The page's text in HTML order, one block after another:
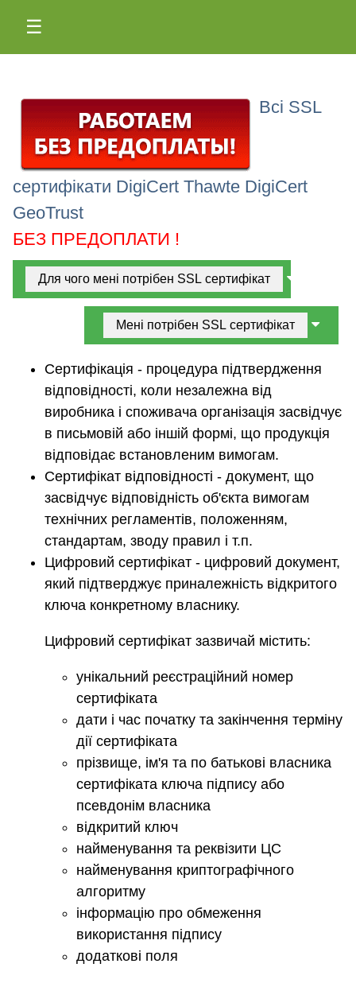
☰
Всі SSL
сертифікати DigiCert Thawte DigiCert
GeoTrust
БЕЗ ПРЕДОПЛАТИ !
Для чого мені потрібен SSL сертифікат
Мені потрібен SSL сертифікат
Сертифікація - процедура підтвердження
відповідності, коли незалежна від
виробника і споживача організація засвідчує
в письмовій або іншій формі, що продукція
відповідає встановленим вимогам.
Сертифікат відповідності - документ, що
засвідчує відповідність об'єкта вимогам
технічних регламентів, положенням,
стандартам, зводу правил і т.п.
Цифровий сертифікат - цифровий документ,
який підтверджує приналежність відкритого
ключа конкретному власнику.
Цифровий сертифікат зазвичай містить:
унікальний реєстраційний номер
сертифіката
дати і час початку та закінчення терміну
дії сертифіката
прізвище, ім'я та по батькові власника
сертифіката ключа підпису або
псевдонім власника
відкритий ключ
найменування та реквізити ЦС
найменування криптографічного
алгоритму
інформацію про обмеження
використання підпису
додаткові поля